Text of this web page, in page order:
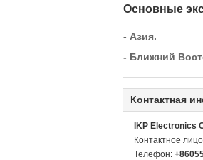
Основные
- Азия.
- Ближний
Контактная
IKP Electronics
Контактное
Телефон: